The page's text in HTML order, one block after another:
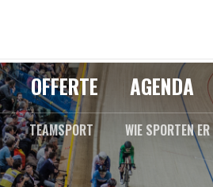
TEAMSPORT WIE SPORTEN ER
OFFERTE AGENDA